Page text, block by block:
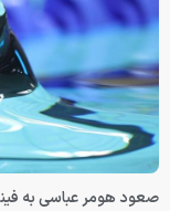
صعود هومر عباسی به فینال ۵۰ متر کرال پشت مسابقات